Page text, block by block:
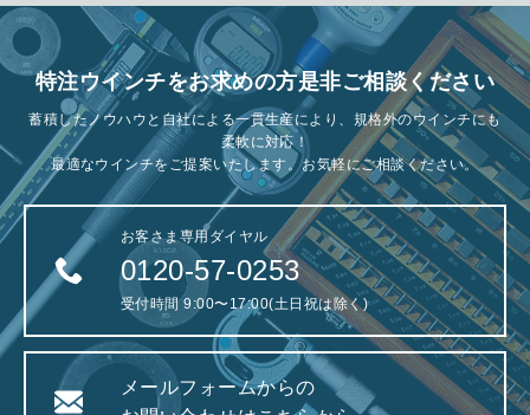
特注ウインチをお求めの方是非ご相談ください
蓄積したノウハウと自社による一貫生産により、規格外のウインチにも
柔軟に対応！
最適なウインチをご提案いたします。お気軽にご相談ください。
お客さま専用ダイヤル
0120-57-0253
受付時間 9:00〜17:00(土日祝は除く)
メールフォームからの